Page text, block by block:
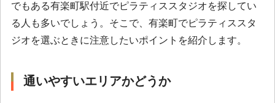
でもある有楽町駅付近でピラティススタジオを探してい
る人も多いでしょう。そこで、有楽町でピラティススタ
ジオを選ぶときに注意したいポイントを紹介します。
通いやすいエリアかどうか